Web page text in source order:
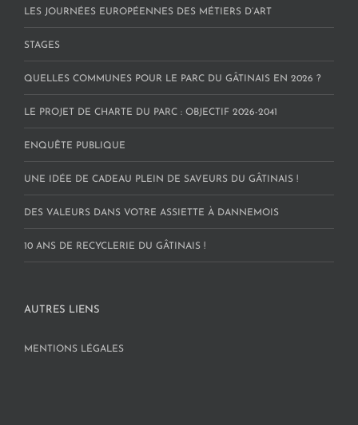
LES JOURNÉES EUROPÉENNES DES MÉTIERS D’ART
STAGES
QUELLES COMMUNES POUR LE PARC DU GÂTINAIS EN 2026 ?
LE PROJET DE CHARTE DU PARC : OBJECTIF 2026-2041
ENQUÊTE PUBLIQUE
UNE IDÉE DE CADEAU PLEIN DE SAVEURS DU GÂTINAIS !
DES VALEURS DANS VOTRE ASSIETTE À DANNEMOIS
10 ANS DE RECYCLERIE DU GÂTINAIS !
AUTRES LIENS
MENTIONS LÉGALES